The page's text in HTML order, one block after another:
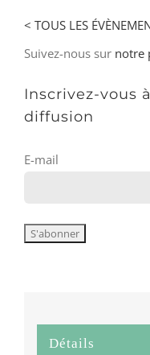
< TOUS LES
Suivez-nous sur notre
Inscrivez-vous
diffusion
E-mail
Détails